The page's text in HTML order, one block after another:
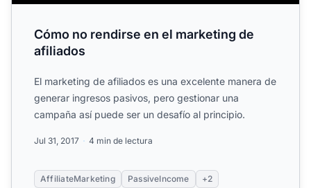
Cómo no rendirse en el marketing de
afiliados
El marketing de afiliados es una excelente manera de
generar ingresos pasivos, pero gestionar una
campaña así puede ser un desafío al principio.
Jul 31, 2017 4 min de lectura
AffiliateMarketing PassiveIncome +2